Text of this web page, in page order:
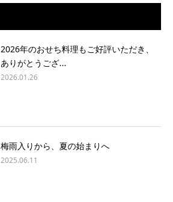
2026年のおせち料理もご好評いただき、
ありがとうござ...
2026.01.26
梅雨入りから、夏の始まりへ
2025.06.11